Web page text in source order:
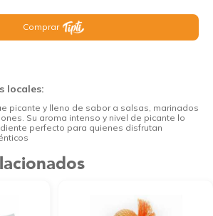
Comprar
locales:
picante y lleno de sabor a salsas, marinados
Su aroma intenso y nivel de picante lo
perfecto para quienes disfrutan